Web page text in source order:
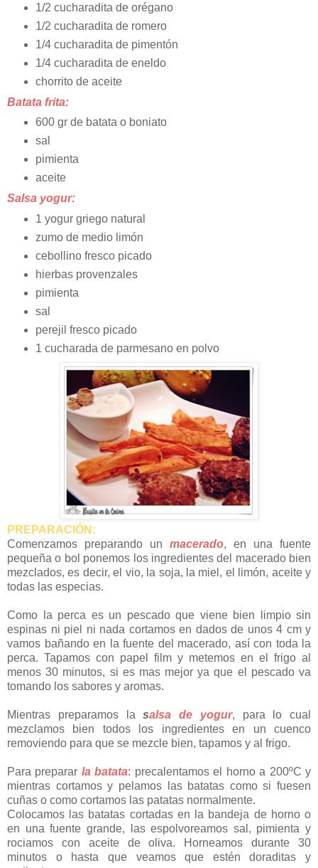
1/2 cucharadita de orégano
1/2 cucharadita de romero
1/4 cucharadita de pimentón
1/4 cucharadita de eneldo
chorrito de aceite
Batata frita:
600 gr de batata o boniato
sal
pimienta
aceite
Salsa yogur:
1 yogur griego natural
zumo de medio limón
cebollino fresco picado
hierbas provenzales
pimienta
sal
perejil fresco picado
1 cucharada de parmesano en polvo
PREPARACIÓN:
Comenzamos preparando un macerado, en una fuente
pequeña o bol ponemos los ingredientes del macerado bien
mezclados, es decir, el vio, la soja, la miel, el limón, aceite y
todas las especias.
Como la perca es un pescado que viene bien limpio sin
espinas ni piel ni nada cortamos en dados de unos 4 cm y
vamos bañando en la fuente del macerado, así con toda la
perca. Tapamos con papel film y metemos en el frigo al
menos 30 minutos, si es mas mejor ya que el pescado va
tomando los sabores y aromas.
Mientras preparamos lasalsa de yogur, para lo cual
mezclamos bien todos los ingredientes en un cuenco
removiendo para que se mezcle bien, tapamos y al frigo.
Para preparar la batata: precalentamos el horno a 200ºC y
mientras cortamos y pelamos las batatas como si fuesen
cuñas o como cortamos las patatas normalmente.
Colocamos las batatas cortadas en la bandeja de horno o
en una fuente grande, las espolvoreamos sal, pimienta y
rociamos con aceite de oliva. Horneamos durante 30
minutos o hasta que veamos que estén doraditas y